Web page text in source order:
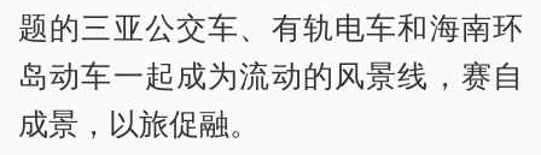
题的三亚公交车、有轨电车和海南环
岛动车一起成为流动的风景线，赛自
成景，以旅促融。